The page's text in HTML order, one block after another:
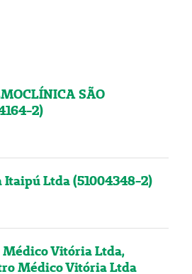
SÃO
2)
Ltda (51004348-2)
Vitória Ltda,
Médico Vitória Ltda